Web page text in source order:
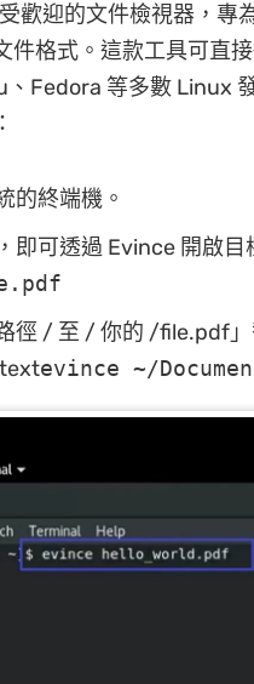
歡迎的文件檢視器，專
件格式。這款工具可直
Fedora 等多數 Linux
的終端機。
即可透過 Evince 開啟
徑 / 至 / 你的 /file.pdf
evince ~/